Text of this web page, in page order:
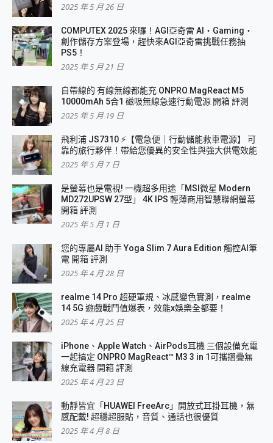
2025 年 5 月 26 日
COMPUTEX 2025 來囉！AGI亞奇雷 AI・Gaming・
創作儲存方案登場，趕快來AGI亞奇雷挑戰任務抽
PS5！
2025 年 5 月 21 日
自帶線的 有線無線都能充 ONPRO MagReact M5
10000mAh 5合1 磁吸無線急速行動電源 開箱 評測
2025 年 5 月 19 日
飛利浦 JS7310 ⚡【電急便｜行動儲能救車電源】 可
靠的旅行夥伴！帶給您優異的安全性與強大供電效能
2025 年 5 月 7 日
是螢幕也是電視! 一機超多用途「MSI微星 Modern
MD272UPSW 27型」 4K IPS 輕薄商用智慧聯網螢幕
開箱 評測
2025 年 5 月 1 日
您的專屬AI 助手 Yoga Slim 7 Aura Edition 觸控AI筆
電 開箱 評測
2025 年 4 月 28 日
realme 14 Pro 超硬軍規、冰感變色實測，realme
14 5G 遊戲戰鬥值爆表，效能x娛樂全都要！
2025 年 4 月 25 日
iPhone、Apple Watch、AirPods耳機 三個設備充電
一起搞定 ONPRO MagReact™ M3 3 in 1可攜摺疊無
線充電器 開箱 評測
2025 年 4 月 23 日
動靜皆宜「HUAWEI FreeArc」開放式耳掛耳機，無
感配戴! 超穩超服貼，音質、通話也很優質
2025 年 4 月 8 日